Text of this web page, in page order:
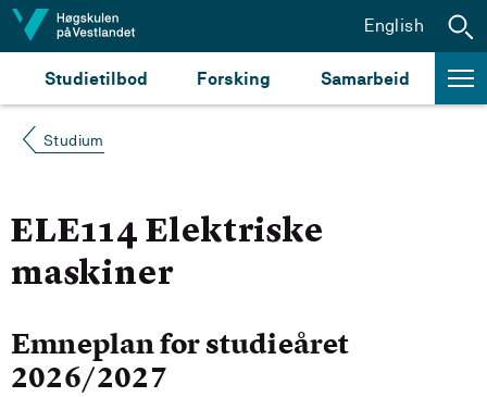
Hopp til innhald
Studietilbod Forsking Samarbeid
English
Studium
ELE114 Elektriske
maskiner
Emneplan for studieåret
2026/2027